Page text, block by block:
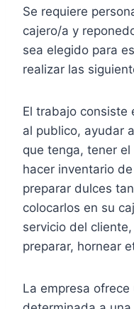
Se requiere
cajero/a y
sea elegido para
realizar las
El trabajo consiste
al publico, ayudar
que tenga, tener
hacer inventario
preparar dulces
colocarlos en su
servicio del
preparar, hornear
La empresa